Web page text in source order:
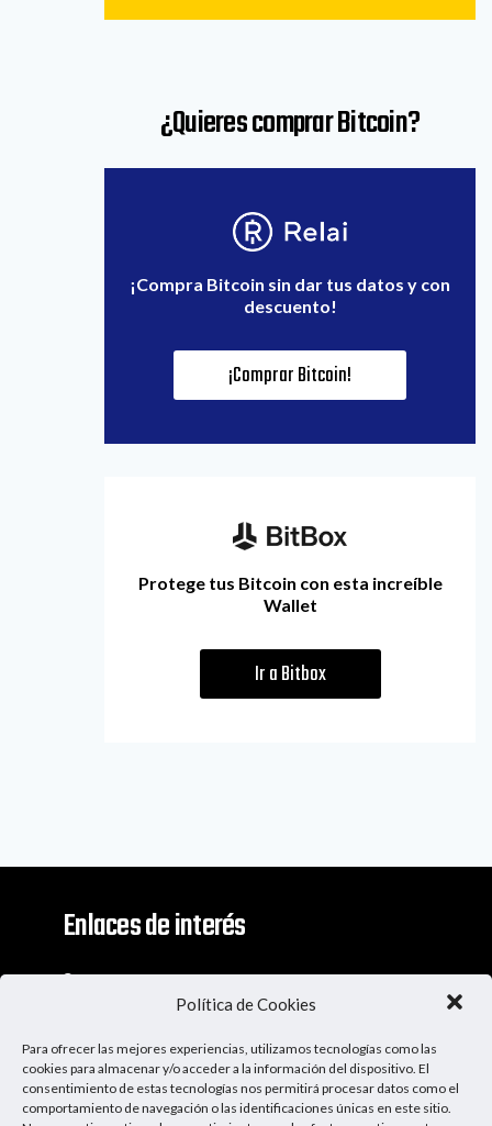
Política de Cookies
Para ofrecer las mejores experiencias, utilizamos tecnologías como las
cookies para almacenar y/o acceder a la información del dispositivo. El
consentimiento de estas tecnologías nos permitirá procesar datos como el
comportamiento de navegación o las identificaciones únicas en este sitio.
¿Quieres comprar Bitcoin?
¡Compra Bitcoin sin dar tus datos y con
descuento!
¡Comprar Bitcoin!
Protege tus Bitcoin con esta increíble
Wallet
Ir a Bitbox
Enlaces de interés
Contacto
Descargo De Responsabilidad
Apoya al Podcast
Ser Patrocinador